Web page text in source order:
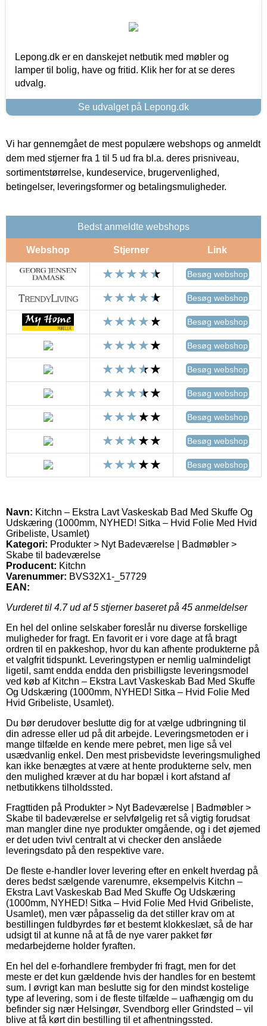
Lepong.dk er en danskejet netbutik med møbler og
lamper til bolig, have og fritid. Klik her for at se deres
udvalg.
Se udvalget på Lepong.dk
Vi har gennemgået de mest populære webshops og anmeldt
dem med stjerner fra 1 til 5 ud fra bl.a. deres prisniveau,
sortimentstørrelse, kundeservice, brugervenlighed,
betingelser, leveringsformer og betalingsmuligheder.
Bedst anmeldte webshops
Webshop Stjerner Link
Besøg webshop
Besøg webshop
Besøg webshop
Besøg webshop
Besøg webshop
Besøg webshop
Besøg webshop
Besøg webshop
Besøg webshop
Navn: Kitchn – Ekstra Lavt Vaskeskab Bad Med Skuffe Og
Udskæring (1000mm, NYHED! Sitka – Hvid Folie Med Hvid
Gribeliste, Usamlet)
Kategori: Produkter > Nyt Badeværelse | Badmøbler >
Skabe til badeværelse
Producent: Kitchn
Varenummer: BVS32X1-_57729
EAN:
Vurderet til 4.7ud af 5 stjerner baseret på 45 anmeldelser
En hel del online selskaber foreslår nu diverse forskellige
muligheder for fragt. En favorit er i vore dage at få bragt
ordren til en pakkeshop, hvor du kan afhente produkterne på
et valgfrit tidspunkt. Leveringstypen er nemlig ualmindeligt
ligetil, samt endda endda den prisbilligste leveringsmodel
ved køb af Kitchn – Ekstra Lavt Vaskeskab Bad Med Skuffe
Og Udskæring (1000mm, NYHED! Sitka – Hvid Folie Med
Hvid Gribeliste, Usamlet).
Du bør derudover beslutte dig for at vælge udbringning til
din adresse eller ud på dit arbejde. Leveringsmetoden er i
mange tilfælde en kende mere pebret, men lige så vel
usædvanlig enkel. Den mest prisbevidste leveringsmulighed
kan ikke benægtes at være at hente produkterne selv, men
den mulighed kræver at du har bopæl i kort afstand af
netbutikkens tilholdssted.
Fragttiden på Produkter > Nyt Badeværelse | Badmøbler >
Skabe til badeværelse er selvfølgelig ret så vigtig forudsat
man mangler dine nye produkter omgående, og i det øjemed
er det uden tvivl centralt at vi checker den anslåede
leveringsdato på den respektive vare.
De fleste e-handler lover levering efter en enkelt hverdag på
deres bedst sælgende varenumre, eksempelvis Kitchn –
Ekstra Lavt Vaskeskab Bad Med Skuffe Og Udskæring
(1000mm, NYHED! Sitka – Hvid Folie Med Hvid Gribeliste,
Usamlet), men vær påpasselig da det stiller krav om at
bestillingen fuldbyrdes før et bestemt klokkeslæt, så de har
udsigt til at kunne nå at få de nye varer pakket før
medarbejderne holder fyraften.
En hel del e-forhandlere frembyder fri fragt, men for det
meste er det kun gældende hvis der handles for en bestemt
sum. I øvrigt kan man beslutte sig for den mindst kostelige
type af levering, som i de fleste tilfælde – uafhængig om du
befinder sig nær Helsingør, Svendborg eller Grindsted – vil
blive at få kørt din bestilling til et afhentningssted.